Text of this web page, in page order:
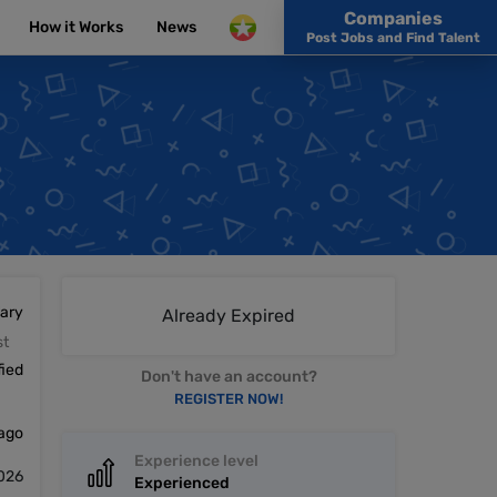
How it Works News Companies
Post Jobs and Find Talent
Already Expired
Don't have an account?
REGISTER NOW!
Experience level
Experienced